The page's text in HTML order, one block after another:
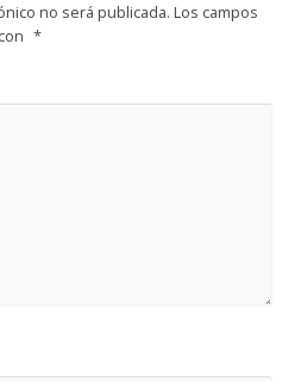
no será publicada. Los campos
*